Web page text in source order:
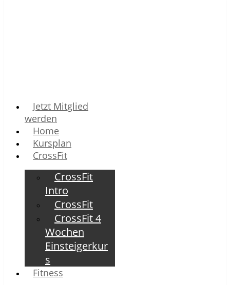
Jetzt Mitglied
werden
Home
Kursplan
CrossFit
CrossFit
Intro
CrossFit
CrossFit 4
Wochen
Einsteigerkur
s
Fitness